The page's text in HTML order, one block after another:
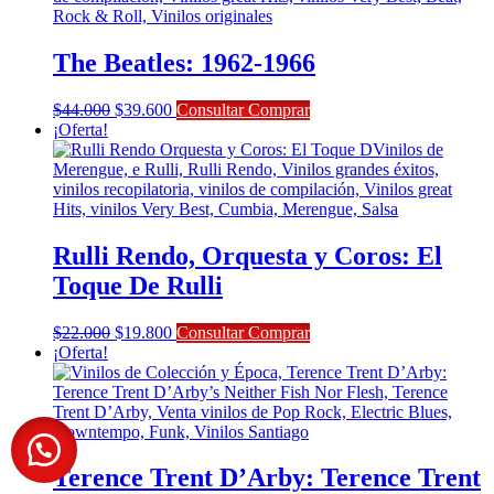
The Beatles: 1962-1966
$44.000 El
original
era:
$44.000.
$39.600El
actual
es:
$39.600.
Consultar Comprar
¡Oferta!
Rulli Rendo, Orquesta y Coros: El
Toque De Rulli
$22.000 El
original
era:
$22.000.
$19.800El
actual
es:
$19.800.
Consultar Comprar
¡Oferta!
Terence Trent D’Arby: Terence Trent